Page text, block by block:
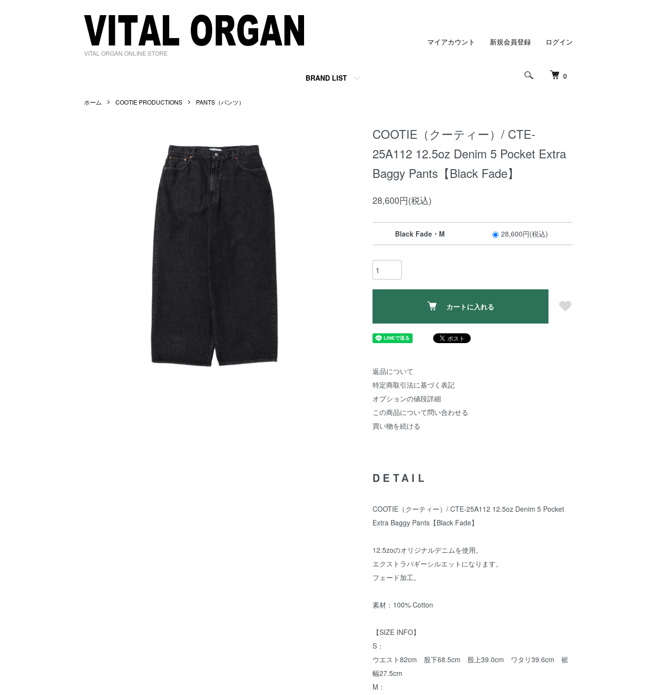
VITAL ORGAN ONLINE STORE
0
BRAND LIST
マイアカウント 新規会員登録 ログイン
ホーム COOTIE PRODUCTIONS PANTS（パンツ）
COOTIE（クーティー）/ CTE-
25A112 12.5oz Denim 5 Pocket Extra
Baggy Pants【Black Fade】
28,600円(税込)
Black Fade・M 28,600円(税込)
カートに入れる
返品について
特定商取引法に基づく表記
オプションの値段詳細
この商品について問い合わせる
買い物を続ける
DETAIL
COOTIE（クーティー）/ CTE-25A112 12.5oz Denim 5 Pocket
Extra Baggy Pants【Black Fade】
12.5zoのオリジナルデニムを使用。
エクストラバギーシルエットになります。
フェード加工。
素材：100% Cotton
【SIZE INFO】
S：
ウエスト82cm 股下68.5cm 股上39.0cm ワタリ39.6cm 裾
幅27.5cm
M：